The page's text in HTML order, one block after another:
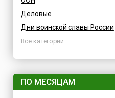
Венгрия
Вьетнам
Германия
Греция
Египет
Деловые
Дни воинской славы России
Армейские
Водные
Все категории
ПО МЕСЯЦАМ